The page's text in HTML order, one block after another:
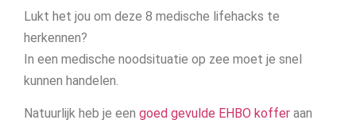
Lukt het jou om deze 8 medische lifehacks te
herkennen?
In een medische noodsituatie op zee moet je snel
kunnen handelen.
Natuurlijk heb je een goed gevulde EHBO koffer aan